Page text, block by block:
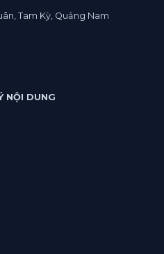
Tam Kỳ, Quảng Nam
NỘI DUNG